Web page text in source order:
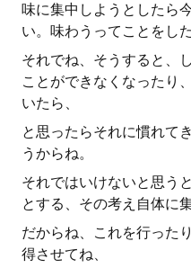
味に集中しようとしたら
い。味わうってことをし
それでね、そうすると、
ことができなくなったり
いたら、
と思ったらそれに慣れて
うからね。
それではいけないと思う
とする、その考え自体に
だからね、これを行った
得させてね、